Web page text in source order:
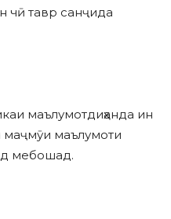
чӣ тавр санҷида
маълумотдиҳанда ин
маҷмӯи маълумоти
мебошад.